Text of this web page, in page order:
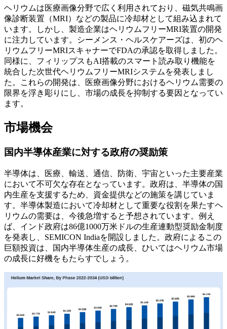
ヘリウムは医療画像分野で広く利用されており、磁気共鳴画
像診断装置（MRI）などの製品に冷却材として組み込まれて
います。しかし、製造企業はヘリウムフリーMRI装置の開発
に注力しています。シーメンス・ヘルスケアーズは、初のヘ
リウムフリーMRIスキャナーでFDAの承認を取得しました。
同様に、フィリップスもAI搭載のスマート読み取り機能を
統合した次世代ヘリウムフリーMRIシステムを発表しまし
た。これらの開発は、医療画像分野におけるヘリウム需要の
限界を浮き彫りにし、市場の成長を抑制する要因となってい
ます。
市場機会
国内半導体産業に対する政府の奨励策
半導体は、医療、輸送、通信、防衛、宇宙といった主要産業
において不可欠な存在となっています。政府は、半導体の国
内生産を支援するため、資金提供などの施策を講じていま
す。半導体製造において冷却材として重要な役割を果たすヘ
リウムの需要は、今後急増すると予想されています。例え
ば、インド政府は86億1000万米ドルの生産連動型奨励金制度
を発表し、SEMICON Indiaを開設しました。政府によるこの
巨額投資は、国内半導体生産の成長、ひいてはヘリウム市場
の成長に好機をもたらすでしょう。